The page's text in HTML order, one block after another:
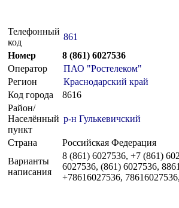
Телефонный
код
861
Номер
8 (861) 6027536
Оператор
ПАО "Ростелеком"
Регион
Краснодарский край
Код города
8616
Район/
Населённый
пункт
р-н Гулькевичский
Страна
Российская Федерация
Варианты
написания
8 (861) 6027536, +7 (861)
6027536, (861) 6027536,
+78616027536,